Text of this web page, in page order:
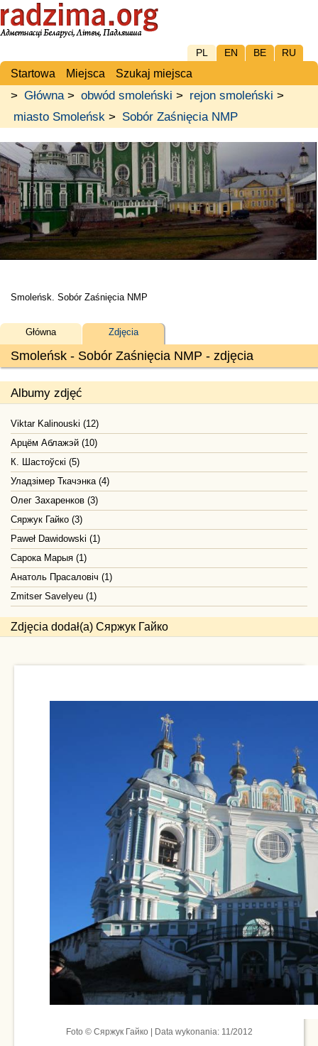
PL EN BE RU
Startowa Miejsca Szukaj miejsca
> Główna> obwód smoleński > rejon smoleński >
miasto Smoleńsk > Sobór Zaśnięcia NMP
Smoleńsk. Sobór Zaśnięcia NMP
Smoleńsk - Sobór Zaśnięcia NMP - zdjęcia
Główna Zdjęcia
Albumy zdjęć
Viktar Kalinouski (12)
Арцём Аблажэй (10)
К. Шастоўскі (5)
Уладзімер Ткачэнка (4)
Олег Захаренков (3)
Сяржук Гайко (3)
Paweł Dawidowski (1)
Сарока Марыя (1)
Анатоль Прасаловіч (1)
Zmitser Savelyeu (1)
Zdjęcia dodał(a) Сяржук Гайко
Foto © Сяржук Гайко | Data wykonania: 11/2012